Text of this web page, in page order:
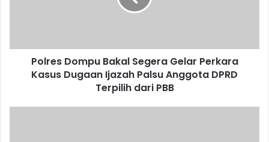
Polres Dompu Bakal Segera Gelar Perkara
Kasus Dugaan Ijazah Palsu Anggota DPRD
Terpilih dari PBB